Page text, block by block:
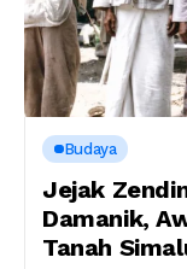
Budaya
Jejak
Damanik,
Tanah